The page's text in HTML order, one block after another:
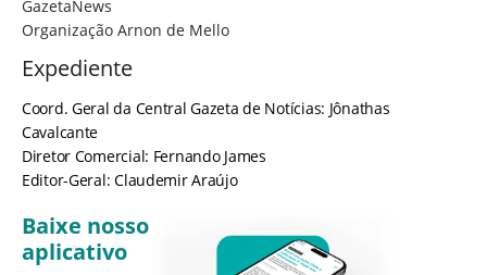
GazetaNews
Organização Arnon de Mello
Expediente
Coord. Geral da Central Gazeta de Notícias: Jônathas
Cavalcante
Diretor Comercial: Fernando James
Editor-Geral: Claudemir Araújo
Baixe nosso
aplicativo